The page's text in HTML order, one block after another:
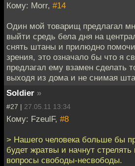
Кому: Morr, #14
Один мой товарищ предлагал
выйти средь бела дня на
снять штаны и прилюдно
зрения, это означало бы что я
предлагал ему взамен сделать
выходя из дома и не снимая
Soldier »
#27 | 27.05.11 13:34
Кому: FzeulF, #8
> Нашего человека больше бы
будет жратвы и начнут
вопросы свободы-несвободы.